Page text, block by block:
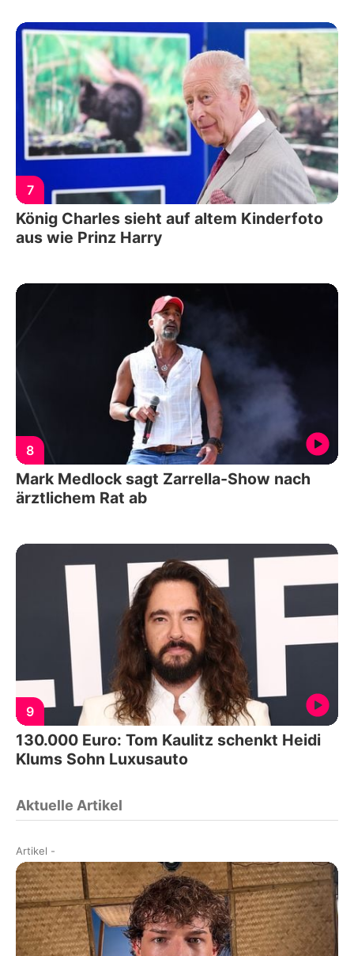
7
König Charles sieht auf altem Kinderfoto
aus wie Prinz Harry
8
Mark Medlock sagt Zarrella-Show nach
ärztlichem Rat ab
9
130.000 Euro: Tom Kaulitz schenkt Heidi
Klums Sohn Luxusauto
Aktuelle Artikel
Artikel -